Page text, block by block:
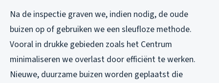
Na de inspectie graven we, indien nodig, de oude
buizen op of gebruiken we een sleufloze methode.
Vooral in drukke gebieden zoals het Centrum
minimaliseren we overlast door efficiënt te werken.
Nieuwe, duurzame buizen worden geplaatst die